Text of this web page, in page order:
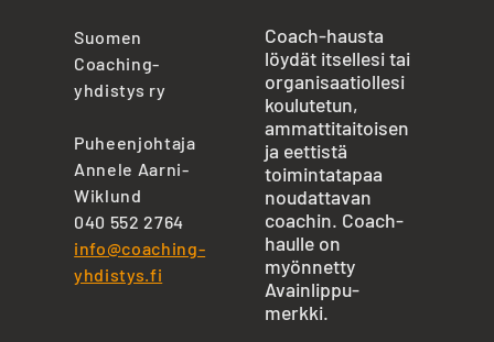
Suomen
Coaching-
yhdistys ry
Puheenjohtaja
Annele Aarni-
Wiklund
040 552 2764
info@coaching-
yhdistys.fi
Coach-hausta
löydät itsellesi tai
organisaatiollesi
koulutetun,
ammattitaitoisen
ja eettistä
toimintatapaa
noudattavan
coachin. Coach-
haulle on
myönnetty
Avainlippu-
merkki.